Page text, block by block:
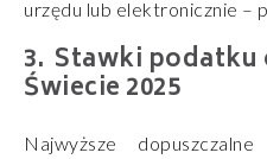
urzędu lub elektronicznie –
Stawki
Świecie 2025
Najwyższe